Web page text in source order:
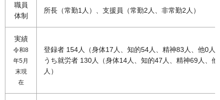
職員
体制
所長（常勤1人）、支援員（常勤2人、非常勤2人）
実績
令和8
年5月
末現
在
登録者 154人（身体17人、知的54人、精神83人、他0人
うち就労者 130人（身体14人、知的47人、精神69人、他
人）